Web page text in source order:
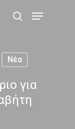
search
Menu
Νέα
για